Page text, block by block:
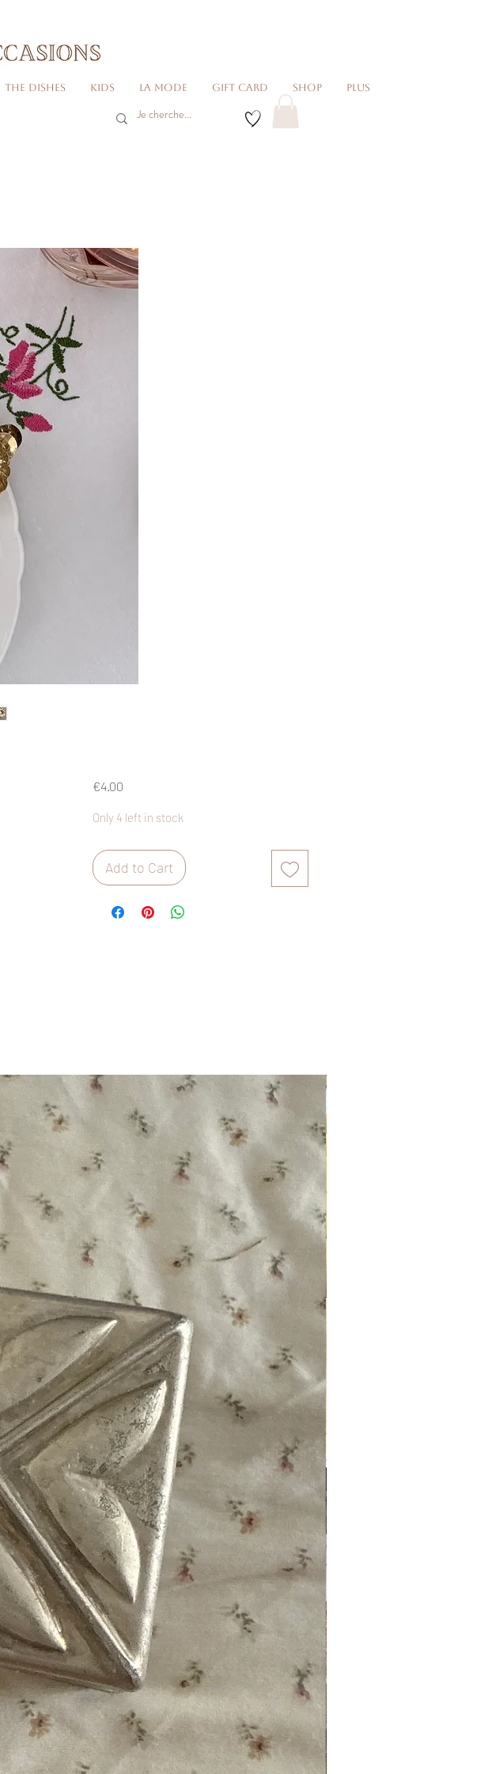
The dishes Kids La Mode Gift card Shop Plus
€4.00Price
Only 4 left in stock
Add to Cart